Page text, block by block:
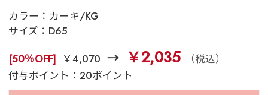
カラー： カーキ/KG
サイズ： D65
[50％OFF] ￥4,070 ￥2,035
（税込）
付与ポイント：20ポイント